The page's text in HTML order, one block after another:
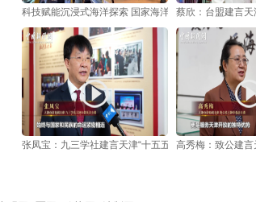
科技赋能沉浸式海洋探索 国家海洋博物馆“未来海洋”展
蔡欣：台盟建言天
张凤宝：九三学社建言天津“十五五”，抢占新质生产力
高秀梅：致公建言